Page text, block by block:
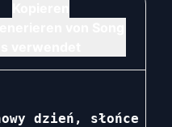
dzień, słońce